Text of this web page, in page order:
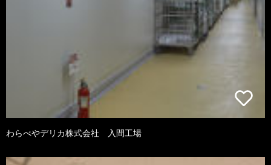
わらべやデリカ株式会社 入間工場